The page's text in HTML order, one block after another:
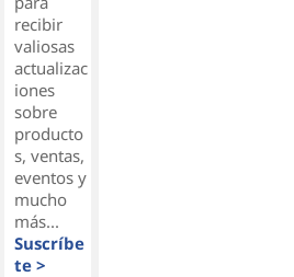
recibir
valiosas
actualizac
iones
sobre
producto
s, ventas,
eventos y
mucho
más...
Suscríbe
te >